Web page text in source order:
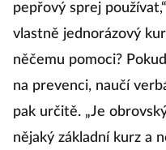
pepřový sprej
vlastně jednorázový
něčemu pomoci?
na prevenci, naučí
pak určitě. „Je
nějaký základní kurz a